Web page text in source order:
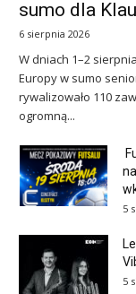
sumo dla
6 sierpnia 2026
W dniach 1–2
Europy w sumo
rywalizowało 110
ogromną...
5
5